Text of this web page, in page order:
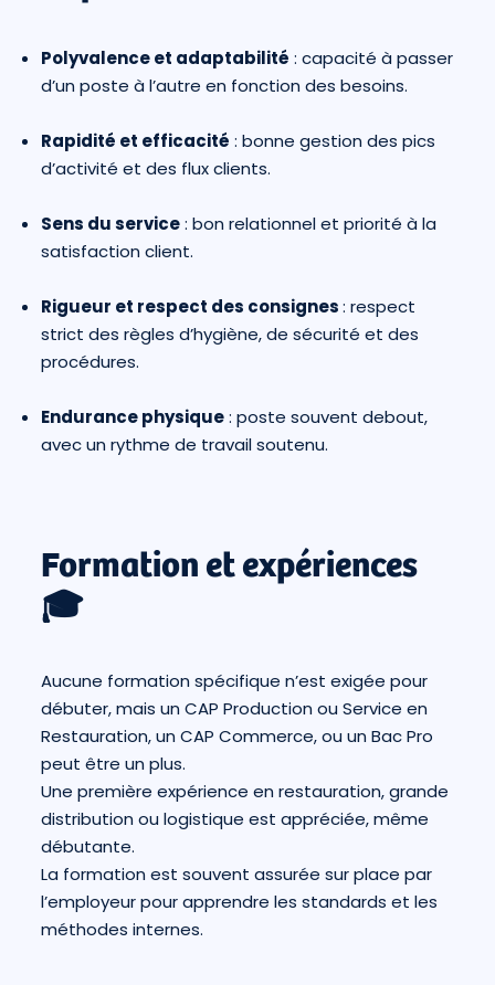
Polyvalence et adaptabilité : capacité à passer
d’un poste à l’autre en fonction des besoins.
Rapidité et efficacité : bonne gestion des pics
d’activité et des flux clients.
Sens du service: bon relationnel et priorité à la
satisfaction client.
Rigueur et respect des consignes: respect
strict des règles d’hygiène, de sécurité et des
procédures.
Endurance physique: poste souvent debout,
avec un rythme de travail soutenu.
Formation et expériences
🎓
Aucune formation spécifique n’est exigée pour
débuter, mais un CAP Production ou Service en
Restauration, un CAP Commerce, ou un Bac Pro
peut être un plus.
Une première expérience en restauration, grande
distribution ou logistique est appréciée, même
débutante.
La formation est souvent assurée sur place par
l’employeur pour apprendre les standards et les
méthodes internes.